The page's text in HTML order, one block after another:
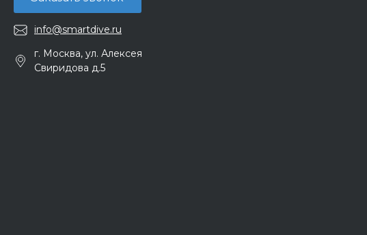
info@smartdive.ru
г. Москва, ул. Алексея
Свиридова д.5